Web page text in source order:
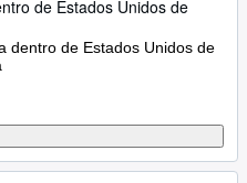
de Estados Unidos de
dentro de Estados Unidos de